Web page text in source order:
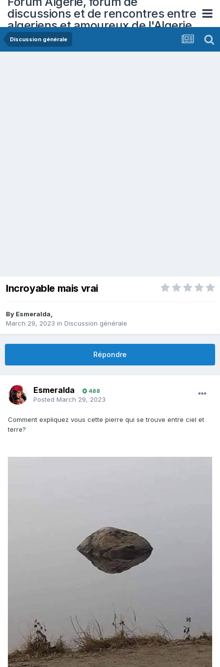
discussions et de rencontres entre
algeriens et amoureux de l'Algerie
Discussion générale
Incroyable mais vrai
By Esmeralda,
March 29, 2023 in Discussion générale
Répondre
Esmeralda 488
Posted March 29, 2023
Comment expliquez vous cette pierre qui se trouve entre ciel et
terre?